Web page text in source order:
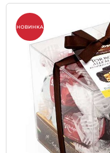
НОВИНКА